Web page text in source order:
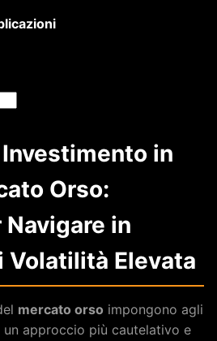
in
Orso:
in
Volatilità Elevata
mercato orso impongono agli
approccio più cautelativo e